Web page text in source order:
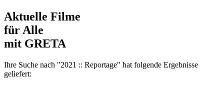
Aktuelle Filme
für Alle
mit GRETA
Ihre Suche nach "2021 :: Reportage" hat folgende Ergebnisse
geliefert: